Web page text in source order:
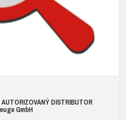
AUTORIZOVANÝ DISTRIBUTOR
GmbH